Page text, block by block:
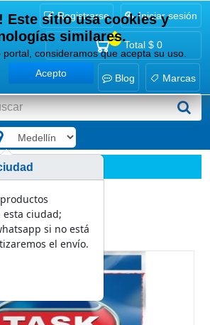
Registrarse Iniciar sesión
0
Total $ 0
Blog Marcas
Lleve 6 Pague 4
Este sitio usa cookies y
similares.
consideramos que acepta su uso.
Acepto
ciudad;
si no está
el envío.